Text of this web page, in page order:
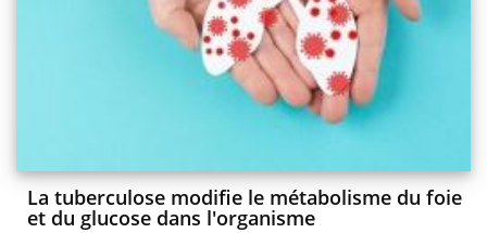
La tuberculose modifie le métabolisme du foie
et du glucose dans l'organisme